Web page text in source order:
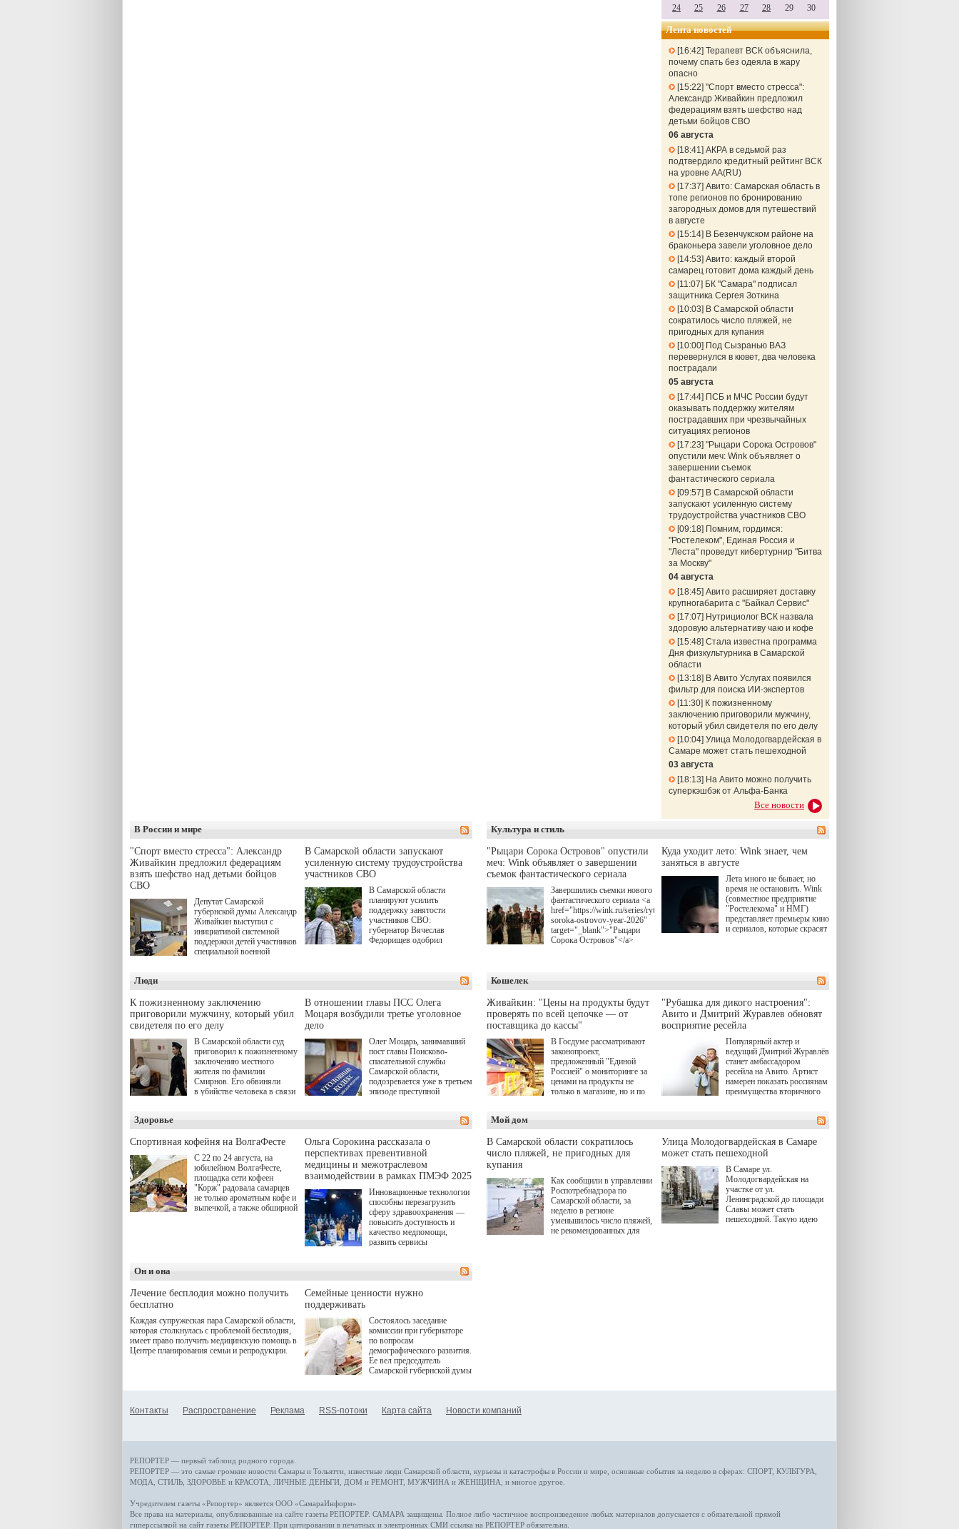
24
25 26 27 28 29 30
Лента новостей
16:42 Терапевт ВСК объяснила,
почему спать без одеяла в жару
опасно
15:22 "Спорт вместо стресса":
Александр Живайкин предложил
федерациям взять шефство над
детьми бойцов СВО
06 августа
18:41 АКРА в седьмой раз
подтвердило кредитный рейтинг ВСК
на уровне АА(RU)
17:37 Авито: Самарская область в
топе регионов по бронированию
загородных домов для путешествий
в августе
15:14 В Безенчукском районе на
браконьера завели уголовное дело
14:53 Авито: каждый второй
самарец готовит дома каждый день
11:07
БК "Самара" подписал
защитника Сергея Зоткина
10:03
В Самарской области
сократилось число пляжей, не
пригодных для купания
10:00 Под Сызранью ВАЗ
перевернулся в кювет, два человека
пострадали
05 августа
17:44 ПСБ и МЧС России будут
оказывать поддержку жителям
пострадавших при чрезвычайных
ситуациях регионов
17:23 "Рыцари Сорока Островов"
опустили меч: Wink объявляет о
завершении съемок
фантастического сериала
09:57
В Самарской области
запускают усиленную систему
трудоустройства участников СВО
09:18 Помним, гордимся:
"Ростелеком", Единая Россия и
"Леста" проведут кибертурнир "Битва
за Москву"
04 августа
18:45 Авито расширяет доставку
крупногабарита с "Байкал Сервис"
17:07
Нутрициолог ВСК назвала
здоровую альтернативу чаю и кофе
15:48 Стала известна программа
Дня физкультурника в Самарской
области
13:18 В Авито Услугах появился
фильтр для поиска ИИ-экспертов
11:30 К пожизненному
заключению приговорили мужчину,
который убил свидетеля по его делу
10:04 Улица Молодогвардейская в
Самаре может стать пешеходной
03 августа
18:13
На Авито можно получить
суперкэшбэк от Альфа-Банка
Все новости
В России и мире
"Спорт вместо стресса": Александр
Живайкин предложил федерациям
взять шефство над детьми бойцов
СВО
Депутат Самарской
губернской думы Александр
Живайкин выступил с
инициативой системной
поддержки детей участников
специальной военной
"Помощь фронту и семьям
участников СВО", которая
прошла в Отрадном 7
августа.
В Самарской области запускают
усиленную систему трудоустройства
участников СВО
В Самарской области
планируют усилить
поддержку занятости
участников СВО:
губернатор Вячеслав
Федорищев одобрил
Живайкина, направленные
на трудоустройство и более
спокойную адаптацию к
мирной жизни.
Культура и стиль
"Рыцари Сорока Островов" опустили
меч: Wink объявляет о завершении
съемок фантастического сериала
Завершились съемки нового
фантастического сериала <a
href="https://wink.ru/series/rytsari-
soroka-ostrovov-year-2026"
target="_blank">"Рыцари
Сорока Островов"</a>
одноименного романа
Сергея Лукьяненко. Главные
роли в проекте исполнили
Артем Кошман, Полина
Гухман, Вероника
Устимова, Олег Савостюк,
Святослав Рогожан, Кузьма
Котрелёв, Никита
Кологривый, Елисей
Чучилин, Александра
Нестерова, Ника Жукова, а
Волкова в роли родителей.
Режиссер-постановщик
проекта — Егор Чичканов
(сериалы "Комбинация", "И
Куда уходит лето: Wink знает, чем
заняться в августе
Лета много не бывает, но
время не остановить. Wink
(совместное предприятие
"Ростелекома" и НМГ)
представляет премьеры кино
и сериалов, которые скрасят
target="_blank">"Холод"
</a> (18+) останется только
на экране — весь август по
четвергам продолжат
выходить новые эпизоды
сериала, в котором
беспощадным возмездием в
духе графа Монте-Кристо
занимается наша
современница.
Люди
К пожизненному заключению
приговорили мужчину, который убил
свидетеля по его делу
В Самарской области суд
приговорил к пожизненному
заключению местного
жителя по фамилии
Смирнов. Его обвиняли
в убийстве человека в связи
В отношении главы ПСС Олега
Моцаря возбудили третье уголовное
дело
Олег Моцарь, занимавший
пост главы Поисково-
спасательной службы
Самарской области,
подозревается уже в третьем
эпизоде преступной
о превышении полномочий,
а сам он находится в СИЗО.
Кошелек
Живайкин: "Цены на продукты будут
проверять по всей цепочке — от
поставщика до кассы"
В Госдуме рассматривают
законопроект,
предложенный "Единой
Россией" о мониторинге за
ценами на продукты не
только в магазине, но и по
подорожания было понятно,
где именно цена "поехала"
вверх и кто её разогнал.
"Рубашка для дикого настроения":
Авито и Дмитрий Журавлев обновят
восприятие ресейла
Популярный актер и
ведущий Дмитрий Журавлёв
станет амбассадором
ресейла на Авито. Артист
намерен показать россиянам
преимущества вторичного
для современного и умного
человека.
Здоровье
Спортивная кофейня на ВолгаФесте
С 22 по 24 августа, на
юбилейном ВолгаФесте,
площадка сети кофеен
"Корж" радовала самарцев
не только ароматным кофе и
выпечкой, а также обширной
Ольга Сорокина рассказала о
перспективах превентивной
медицины и межотраслевом
взаимодействии в рамках ПМЭФ 2025
Инновационные технологии
способны перезагрузить
сферу здравоохранения —
повысить доступность и
качество медпомощи,
развить сервисы
определенными барьерами.
К ним можно отнести
возникающие при работе с
данными пациентов. Для
более динамичного роста
проникновения инноваций в
сегмент необходимо кросс-
отраслевое взаимодействие
рассказала Ольга Сорокина,
ходе сессии "Развитие
качества жизни" в рамках
ПМЭФ 2025. В дискуссии
РФ Михаил Мурашко,
представители
Мой дом
В Самарской области сократилось
число пляжей, не пригодных для
купания
Как сообщили в управлении
Роспотребнадзора по
Самарской области, за
неделю в регионе
уменьшилось число пляжей,
не рекомендованных для
Улица Молодогвардейская в Самаре
может стать пешеходной
В Самаре ул.
Молодогвардейская на
участке от ул.
Ленинградской до площади
Славы может стать
пешеходной. Такую идею
Он и она
Лечение бесплодия можно получить
бесплатно
Каждая супружеская пара Самарской области,
которая столкнулась с проблемой бесплодия,
имеет право получить медицинскую помощь в
Центре планирования семьи и репродукции.
Семейные ценности нужно
поддерживать
Состоялось заседание
комиссии при губернаторе
по вопросам
демографического развития.
Ее вел председатель
Самарской губернской думы
Контакты Распространение Реклама RSS-потоки Карта сайта Новости компаний
РЕПОРТЕР — первый таблоид родного города.
РЕПОРТЕР — это самые громкие новости Самары и Тольятти, известные люди Самарской области, курьезы и катастрофы в России и мире , основные события за неделю в сферах: СПОРТ, КУЛЬТУРА,
МОДА, СТИЛЬ ЗДОРОВЬЕ и КРАСОТА ЛИЧНЫЕ ДЕНЬГИ ДОМ и РЕМОНТ, МУЖЧИНА и ЖЕНЩИНА , и многое другое
Учредителем газеты «Репортер» является ООО «СамараИнформ»
Все права на материалы, опубликованные на сайте газеты РЕПОРТЕР. САМАРА защищены. Полное либо частичное воспроизведение любых материалов допускается с обязательной прямой
гиперссылкой на сайт газеты РЕПОРТЕР. При цитировании в печатных и электронных СМИ ссылка на РЕПОРТЕР обязательна.